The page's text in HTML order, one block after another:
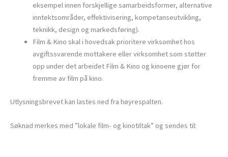
eksempel innen forskjellige samarbeidsformer, alternative
inntektsområder, effektivisering, kompetanseutvikling,
teknikk, design og markedsføring).
Film & Kino skal i hovedsak prioritere virksomhet hos
avgiftssvarende mottakere eller virksomhet som støtter
opp under det arbeidet Film & Kino og kinoene gjør for
fremme av film på kino.
Utlysningsbrevet kan lastes ned fra høyrespalten.
Søknad merkes med ”lokale film- og kinotiltak” og sendes til: